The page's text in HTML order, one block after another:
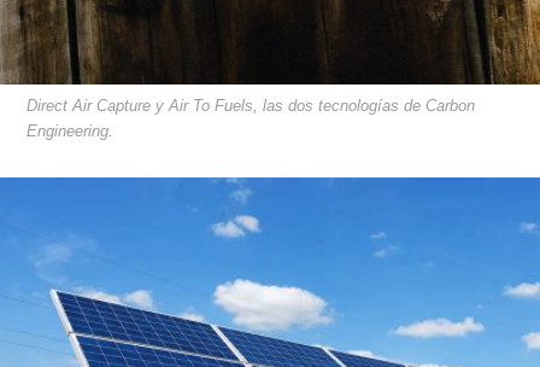
Direct Air Capture y Air To Fuels, las dos tecnologías de Carbon
Engineering.